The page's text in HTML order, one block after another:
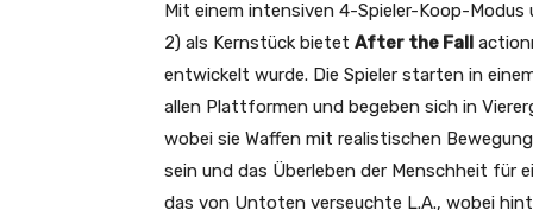
Mit einem intensiven 4-Spieler-Koop-Modus
2) als Kernstück bietet After the Fall
entwickelt wurde. Die Spieler starten in
allen Plattformen und begeben sich in
wobei sie Waffen mit realistischen
sein und das Überleben der Menschheit für
das von Untoten verseuchte L.A., wobei